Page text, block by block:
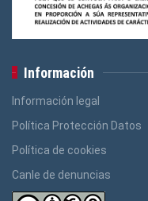
Información
Información legal
Política Protección Datos
Política de cookies
Canle de denuncias